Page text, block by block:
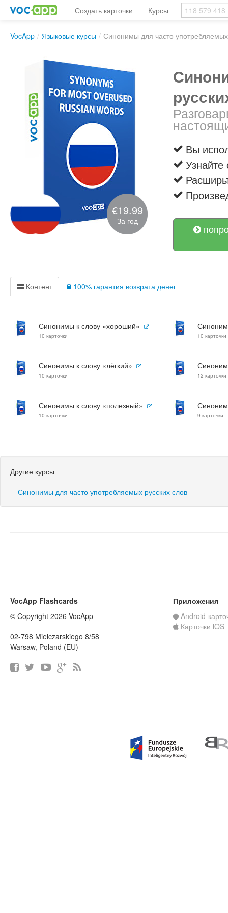
Создать карточки Курсы
VocApp / Языковые курсы / Синонимы для часто употребляемых
€19.99
За год
Вы
Контент 100% гарантия возврата денег
Синонимы к слову «хороший»
10 карточки 10 карточки
Синонимы к слову «лёгкий»
10 карточки 12 карточки
Синонимы к слову «полезный»
10 карточки 9 карточки
Другие курсы
Синонимы для часто употребляемых русских слов
VocApp Flashcards
© Copyright 2026 VocApp
02-798 Mielczarskiego 8/58
Warsaw, Poland (EU)
Приложения
Android-
Карточки iOS